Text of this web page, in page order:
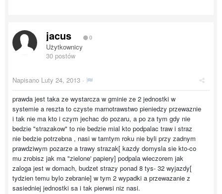
jacus 0
Użytkownicy
30 postów
Napisano Luty 24, 2013 ·
prawda jest taka ze wystarcza w gminie ze 2 jednostki w
systemie a reszta to czyste marnotrawstwo pieniedzy przewaznie
i tak nie ma kto i czym jechac do pozaru, a po za tym gdy nie
bedzie "strazakow" to nie bedzie mial kto podpalac traw i straz
nie bedzie potrzebna , nasi w tamtym roku nie byli przy zadnym
prawdziwym pozarze a trawy strazak[ kazdy domysla sie kto-co
mu zrobisz jak ma "zielone' papiery] podpala wieczorem jak
zaloga jest w domach, budzet strazy ponad 8 tys- 32 wyjazdy[
tydzien temu bylo zebranie] w tym 2 wypadki a przewazanie z
sasiedniej jednostki sa i tak pierwsi niz nasi.